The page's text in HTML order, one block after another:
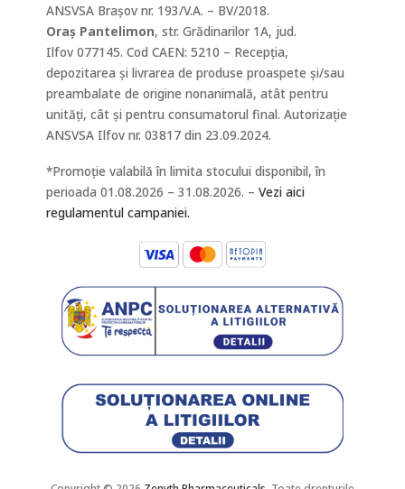
ANSVSA Brașov nr. 193/V.A. – BV/2018.
Oraș Pantelimon, str. Grădinarilor 1A, jud.
Ilfov 077145. Cod CAEN: 5210 – Recepția,
depozitarea și livrarea de produse proaspete și/sau
preambalate de origine nonanimală, atât pentru
unități, cât și pentru consumatorul final. Autorizație
ANSVSA Ilfov nr. 03817 din 23.09.2024.
*Promoție valabilă în limita stocului disponibil, în
perioada 01.08.2026 – 31.08.2026. – Vezi aici
regulamentul campaniei.